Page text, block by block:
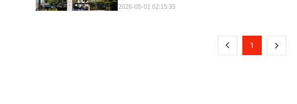
有前景的领先企业和大型项目。特别是将在与物理AI相关
了引领AI时代，除了支持研发外，还必须提供大规模设施
由于AI转型的投资需求超出了单个企业的承受能力，因此
税政策不确定性，客户增加库存需求，导致基数效应影响
2026-05-01 02:15:35
上 1 下